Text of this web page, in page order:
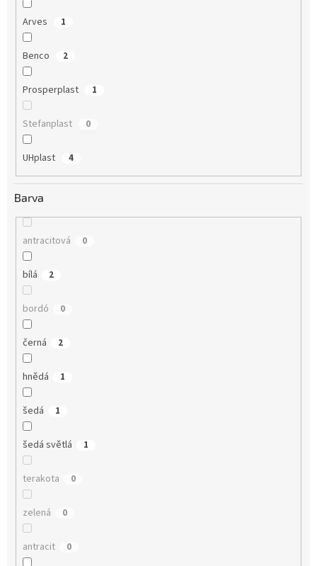
Arves 1
Benco 2
Prosperplast 1
Stefanplast 0
UHplast 4
Barva
antracitová 0
bílá 2
bordó 0
černá 2
hnědá 1
šedá 1
šedá světlá 1
terakota 0
zelená 0
antracit 0